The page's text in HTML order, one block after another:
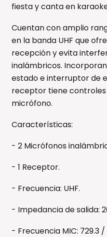
fiesta y canta en
Cuentan con amplio
en la banda UHF que
recepción y evita
inalámbricos.
estado e interruptor de
receptor tiene
micrófono.
Características:
- 2 Micrófonos
- 1 Receptor.
- Frecuencia: UHF.
- Impedancia de salida:
- Frecuencia MIC: 729.3 /